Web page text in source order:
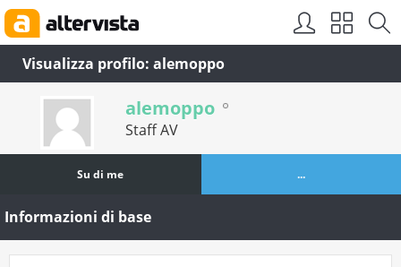
Visualizza profilo: alemoppo
alemoppo
Staff AV
Su di me ...
Informazioni di base